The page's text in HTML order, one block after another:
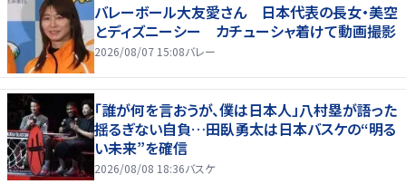
バレーボール大友愛さん 日本代表の長女・美空
とディズニーシー カチューシャ着けて動画撮影
2026/08/07 15:08バレー
「誰が何を言おうが、僕は日本人」八村塁が語った
揺るぎない自負…田臥勇太は日本バスケの“明る
い未来”を確信
2026/08/08 18:36バスケ